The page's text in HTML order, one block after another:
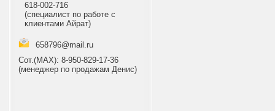
618-002-716
(специалист по работе с
клиентами Айрат)
658796@mail.ru
Сот.(МАХ): 8-950-829-17-36
(менеджер по продажам Денис)